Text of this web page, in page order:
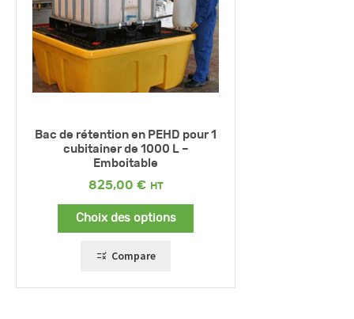
Bac de rétention en PEHD pour 1
cubitainer de 1000 L –
Emboitable
825,00 €
Choix des options
Compare